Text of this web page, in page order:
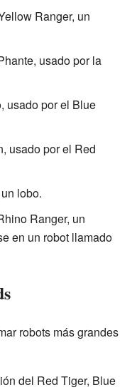
Ranger, un
usado por la
usado por el Blue
usado por el Red
lobo.
Ranger, un
en un robot llamado
robots más grandes
del Red Tiger, Blue